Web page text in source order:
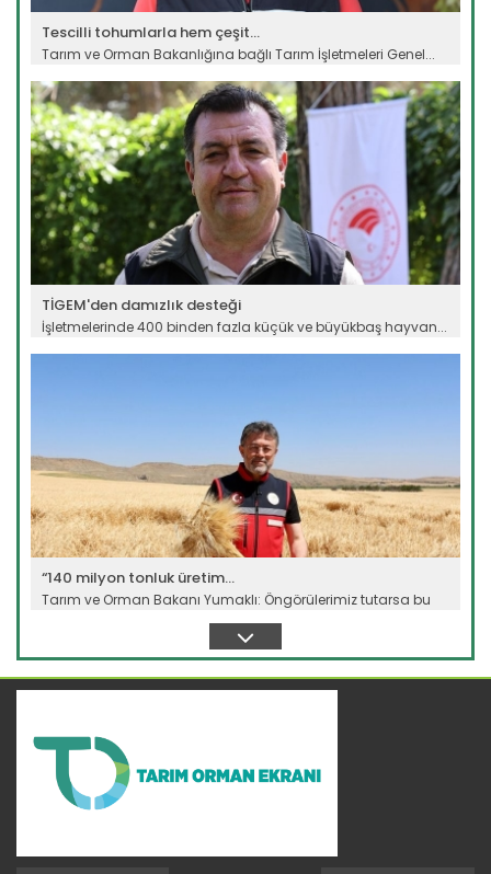
Tescilli tohumlarla hem çeşit...
Tarım ve Orman Bakanlığına bağlı Tarım İşletmeleri Genel...
Devamını Oku ->
TİGEM'den damızlık desteği
İşletmelerinde 400 binden fazla küçük ve büyükbaş hayvan...
Devamını Oku ->
“140 milyon tonluk üretim...
Tarım ve Orman Bakanı Yumaklı: Öngörülerimiz tutarsa bu